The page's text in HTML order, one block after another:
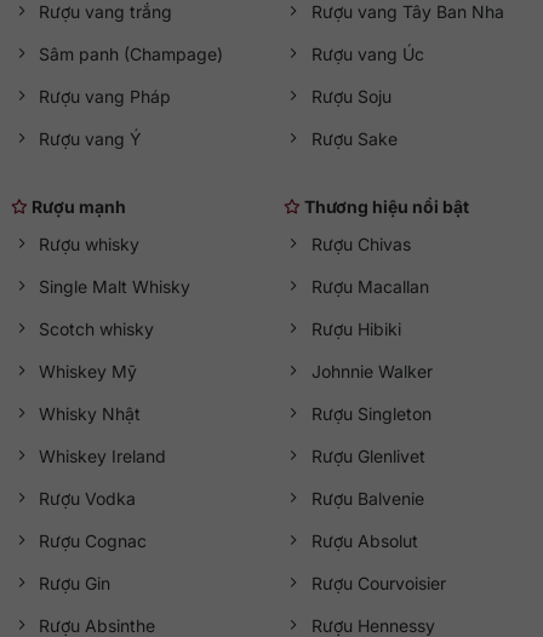
Rượu vang trắng
Sâm panh (Champage)
Rượu vang Pháp
Rượu vang Ý
Rượu vang Tây Ban Nha
Rượu vang Úc
Rượu Soju
Rượu Sake
Rượu mạnh
Rượu whisky
Single Malt Whisky
Scotch whisky
Whiskey Mỹ
Whisky Nhật
Whiskey Ireland
Rượu Vodka
Rượu Cognac
Rượu Gin
Rượu Absinthe
Thương hiệu nổi bật
Rượu Chivas
Rượu Macallan
Rượu Hibiki
Johnnie Walker
Rượu Singleton
Rượu Glenlivet
Rượu Balvenie
Rượu Absolut
Rượu Courvoisier
Rượu Hennessy